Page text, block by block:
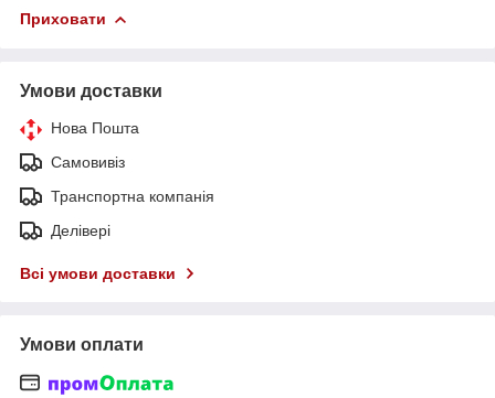
Приховати
Умови доставки
Нова Пошта
Самовивіз
Транспортна компанія
Делівері
Всі умови доставки
Умови оплати